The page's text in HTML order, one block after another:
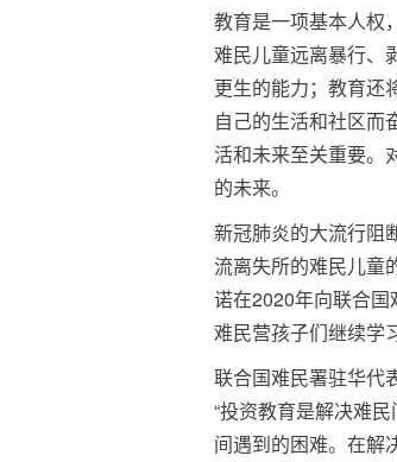
教育是一项基本人权
难民儿童远离暴行、
更生的能力；教育还
自己的生活和社区而
活和未来至关重要。
的未来。
新冠肺炎的大流行阻
流离失所的难民儿童
诺在2020年向联合
难民营孩子们继续学
联合国难民署驻华代
“投资教育是解决难
间遇到的困难。在解